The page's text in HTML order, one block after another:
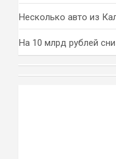
Несколько авто из
На 10 млрд рублей